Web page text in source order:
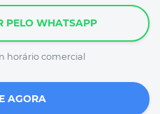
PELO WHATSAPP
horário comercial
AGORA